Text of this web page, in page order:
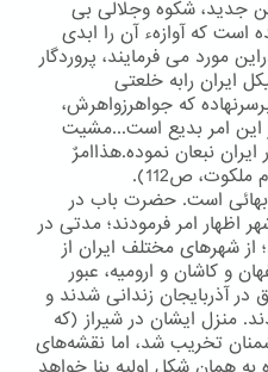
جدید، شكوه وجلالی بی
است كه آوازهء آن را ابدی
مورد می فرمایند، پروردگار
ایران رابه خلعتی
كه جواهرزواهرش،
این امر بدیع است...مشیت
ایران نبعان نموده.هذاامرٌ
ص112).
بهائی است. حضرت باب در
اظهار امر فرمودند؛ مدتی در
از شهرهای مختلف ایران از
و كاشان و ارومیه، عبور
در آذربایجان زندانی شدند و
منزل ایشان در شیراز (كه
تخریب شد، اما نقشه‌های